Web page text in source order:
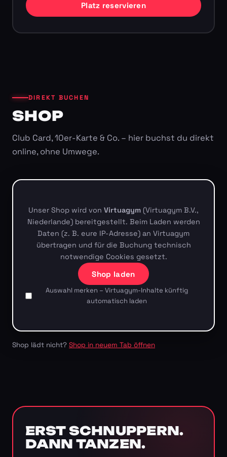
Platz reservieren
DIREKT BUCHEN
SHOP
Club Card, 10er-Karte & Co. – hier buchst du direkt
online, ohne Umwege.
Unser Shop wird von Virtuagym (Virtuagym B.V.,
Niederlande) bereitgestellt. Beim Laden werden
Daten (z. B. eure IP-Adresse) an Virtuagym
übertragen und für die Buchung technisch
notwendige Cookies gesetzt.
Shop laden
Auswahl merken – Virtuagym-Inhalte künftig
automatisch laden
Shop lädt nicht? Shop in neuem Tab öffnen
ERST SCHNUPPERN.
DANN TANZEN.